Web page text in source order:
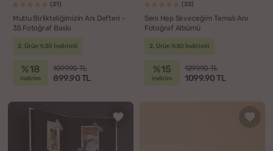
(21)
Mutlu Birlikteliğimizin Anı Defteri -
35 Fotoğraf Baskı
2. Ürün %30 İndirimli
%18
indirim
1099.90 TL
899.90 TL
(33)
Seni Hep Seveceğim Temalı Anı
Fotoğraf Albümü
2. Ürün %30 İndirimli
%15
indirim
1299.90 TL
1099.90 TL